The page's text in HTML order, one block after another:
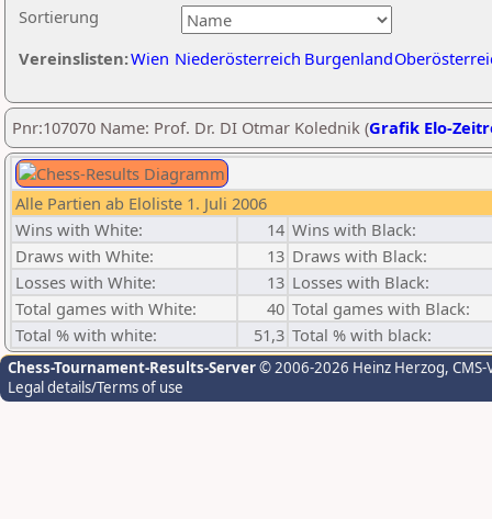
Sortierung
Vereinslisten:Wien Niederösterreich Burgenland
Pnr:107070 Name: Prof. Dr. DI Otmar Kolednik (Grafik Elo-
Alle Partien ab Eloliste 1. Juli 2006
Wins with White:
14 Wins with Black:
Draws with White:
13 Draws with Black:
Losses with White:
13 Losses with Black:
Total games with White:
40 Total games with Black:
Total % with white:
51,3 Total % with black:
Chess-Tournament-Results-Server© 2006-2026 Heinz Herzog,
Legal details/Terms of use